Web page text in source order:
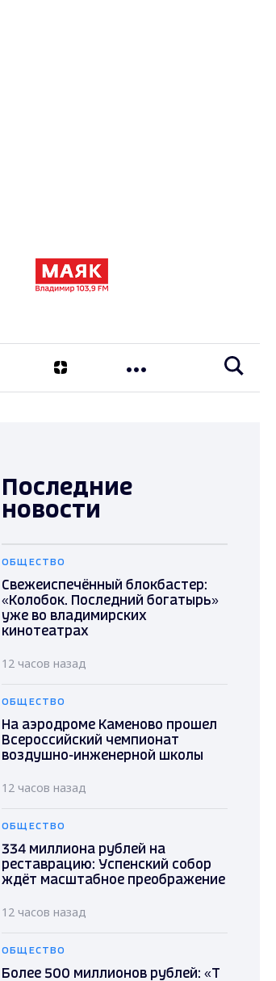
Последние
новости
ОБЩЕСТВО
Свежеиспечённый блокбастер:
«Колобок. Последний богатырь»
уже во владимирских
кинотеатрах
12 часов назад
ОБЩЕСТВО
На аэродроме Каменово прошел
Всероссийский чемпионат
воздушно-инженерной школы
12 часов назад
ОБЩЕСТВО
334 миллиона рублей на
реставрацию: Успенский собор
ждёт масштабное преображение
12 часов назад
ОБЩЕСТВО
Более 500 миллионов рублей: «Т